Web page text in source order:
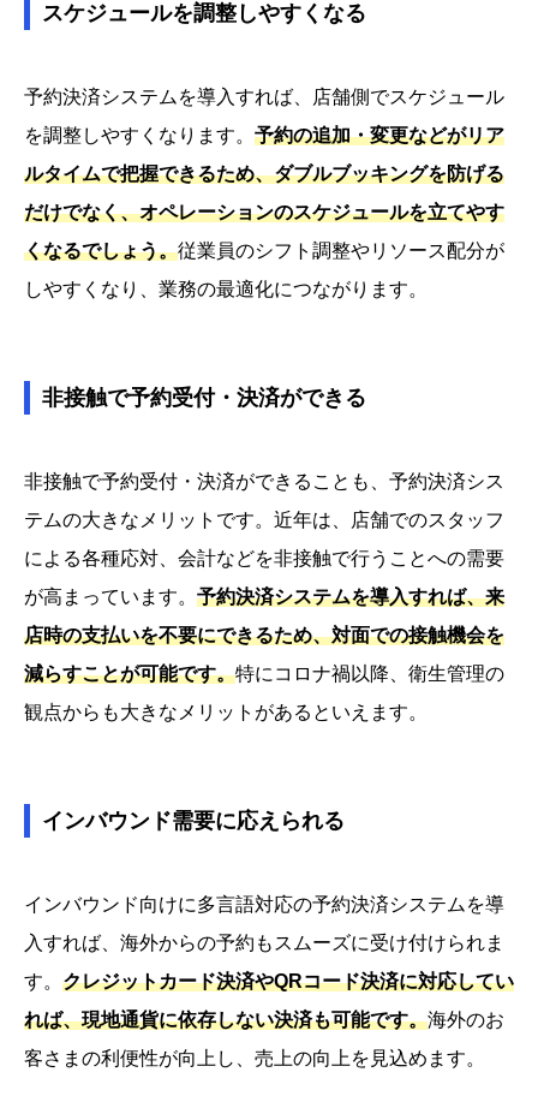
スケジュールを調整しやすくなる
予約決済システムを導入すれば、店舗側でスケジュール
を調整しやすくなります。 予約の追加・変更などがリア
ルタイムで把握できるため、ダブルブッキングを防げる
だけでなく、オペレーションのスケジュールを立てやす
くなるでしょう。従業員のシフト調整やリソース配分が
しやすくなり、業務の最適化につながります。
非接触で予約受付・決済ができる
非接触で予約受付・決済ができることも、予約決済シス
テムの大きなメリットです。近年は、店舗でのスタッフ
による各種応対、会計などを非接触で行うことへの需要
が高まっています。 予約決済システムを導入すれば、来
店時の支払いを不要にできるため、対面での接触機会を
減らすことが可能です。特にコロナ禍以降、衛生管理の
観点からも大きなメリットがあるといえます。
インバウンド需要に応えられる
インバウンド向けに多言語対応の予約決済システムを導
入すれば、海外からの予約もスムーズに受け付けられま
す。 クレジットカード決済やQRコード決済に対応してい
れば、現地通貨に依存しない決済も可能です。海外のお
客さまの利便性が向上し、売上の向上を見込めます。